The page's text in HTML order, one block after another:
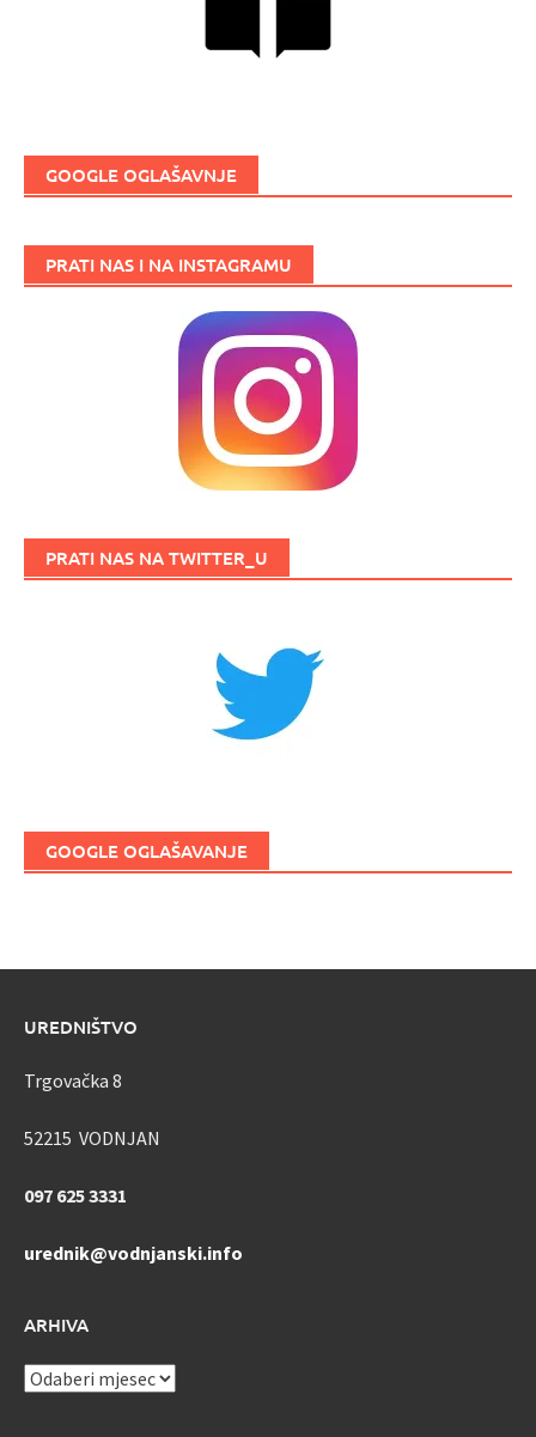
GOOGLE OGLAŠAVNJE
PRATI NAS I NA INSTAGRAMU
PRATI NAS NA TWITTER_U
GOOGLE OGLAŠAVANJE
UREDNIŠTVO
Trgovačka 8
52215 VODNJAN
097 625 3331
urednik@vodnjanski.info
ARHIVA
ARHIVA